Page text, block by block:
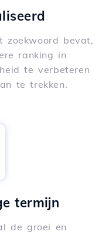
zoekwoord bevat,
ranking in
te verbeteren
te trekken.
termijn
de groei en